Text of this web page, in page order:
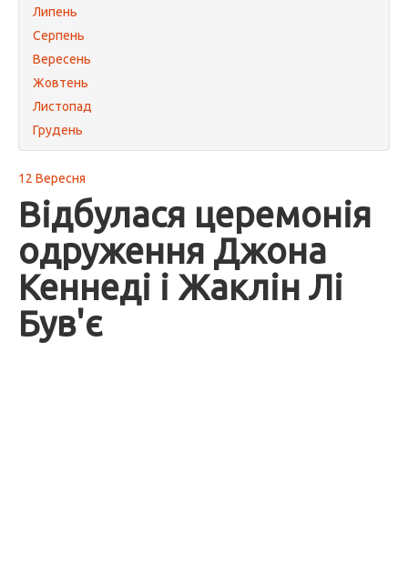
Липень
Серпень
Вересень
Жовтень
Листопад
Грудень
12 Вересня
Відбулася церемонія
одруження Джона
Кеннеді і Жаклін Лі
Був'є